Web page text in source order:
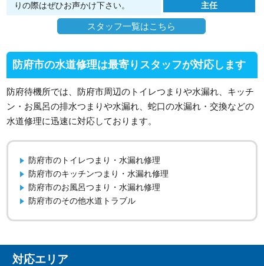
りの際はぜひお声かけ下さい。
主任
スタッフ一覧はこちら
防府市の水道修理は最寄りスタッフが対応します
防府待機所では、防府市周辺のトイレつまりや水漏れ、キッチ
ン・お風呂の排水つまりや水漏れ、蛇口の水漏れ・交換などの
水道修理に迅速に対応しております。
防府市のトイレつまり・水漏れ修理
防府市のキッチンつまり・水漏れ修理
防府市のお風呂つまり・水漏れ修理
防府市のその他水道トラブル
対応エリア